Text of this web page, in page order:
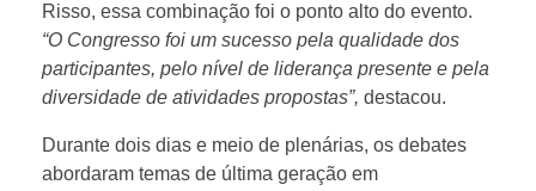
e
S
e
Risso, essa combinação foi o ponto alto do evento.
“O Congresso foi um sucesso pela qualidade dos
participantes, pelo nível de liderança presente e pela
diversidade de atividades propostas”, destacou.
Durante dois dias e meio de plenárias, os debates
abordaram temas de última geração em